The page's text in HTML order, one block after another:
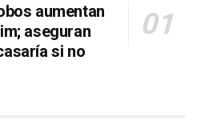
aumentan
aseguran
si no